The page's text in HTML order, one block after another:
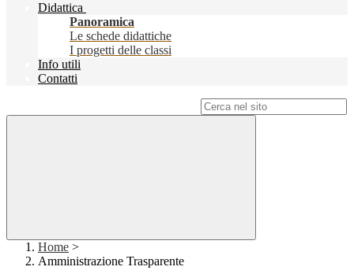
Didattica
Panoramica
Le schede didattiche
I progetti delle classi
Info utili
Contatti
Home >
Amministrazione Trasparente